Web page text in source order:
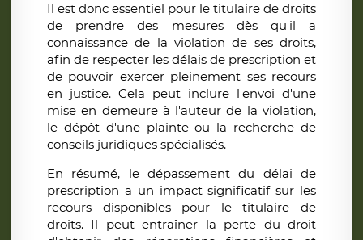
Il est donc essentiel pour le titulaire de droits
de prendre des mesures dès qu'il a
connaissance de la violation de ses droits,
afin de respecter les délais de prescription et
de pouvoir exercer pleinement ses recours
en justice. Cela peut inclure l'envoi d'une
mise en demeure à l'auteur de la violation,
le dépôt d'une plainte ou la recherche de
conseils juridiques spécialisés.
En résumé, le dépassement du délai de
prescription a un impact significatif sur les
recours disponibles pour le titulaire de
droits. Il peut entraîner la perte du droit